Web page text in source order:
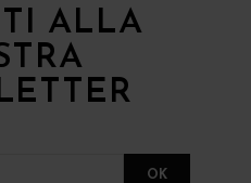
ALLA